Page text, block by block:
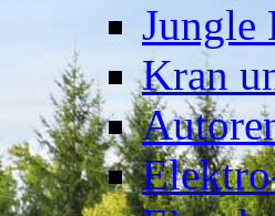
Jungle
Kran